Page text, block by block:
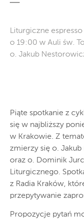
Liturgiczne
o 19:00 w Auli św.
o. Jakub
Piąte spotkanie z
się w najbliższy
w Krakowie. Z
zmierzy się o.
oraz o. Dominik
Liturgicznego.
z Radia Kraków,
przepytywanie
Propozycje pytań